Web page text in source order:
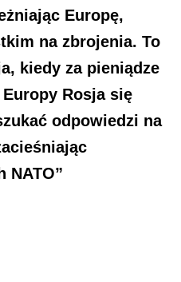
Europę,
na zbrojenia. To
kiedy za pieniądze
Rosja się
odpowiedzi na
NATO”